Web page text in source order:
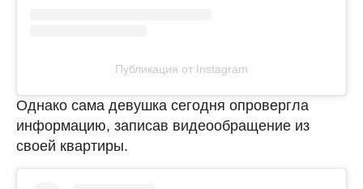
Публикация от Instagram
Однако сама девушка сегодня опровергла
информацию, записав видеообращение из
своей квартиры.